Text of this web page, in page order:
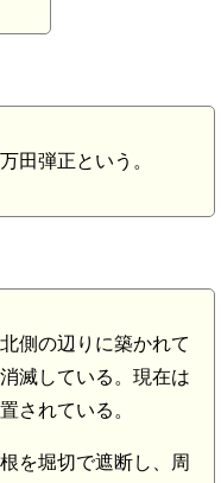
田弾正という。
側の辺りに築かれて
滅している。現在は
されている。
を堀切で遮断し、周